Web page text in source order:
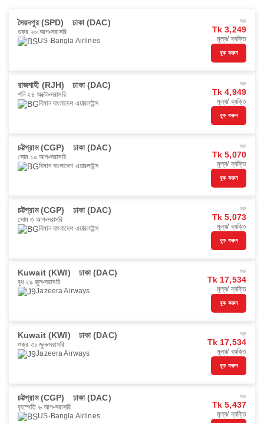
সৈয়দপুর (SPD) ঢাকা (DAC)
শুক্র ২৮ আগ সরাসরি
US-Bangla Airlines
শুরু
Tk 3,249
মূল্য/ ব্যক্তি
বুক করুন
রাজশাহী (RJH) ঢাকা (DAC)
শনি ২৪ অক্টো সরাসরি
বিমান বাংলাদেশ এয়ারলাইন্স
শুরু
Tk 4,949
মূল্য/ ব্যক্তি
বুক করুন
চট্টগ্রাম (CGP) ঢাকা (DAC)
সোম ১০ আগ সরাসরি
বিমান বাংলাদেশ এয়ারলাইন্স
শুরু
Tk 5,070
মূল্য/ ব্যক্তি
বুক করুন
চট্টগ্রাম (CGP) ঢাকা (DAC)
সোম ৩ আগ সরাসরি
বিমান বাংলাদেশ এয়ারলাইন্স
শুরু
Tk 5,073
মূল্য/ ব্যক্তি
বুক করুন
Kuwait (KWI) ঢাকা (DAC)
বুধ ২৯ জুল সরাসরি
Jazeera Airways
শুরু
Tk 17,534
মূল্য/ ব্যক্তি
বুক করুন
Kuwait (KWI) ঢাকা (DAC)
শুক্র ৩১ জুল সরাসরি
Jazeera Airways
শুরু
Tk 17,534
মূল্য/ ব্যক্তি
বুক করুন
চট্টগ্রাম (CGP) ঢাকা (DAC)
বৃহস্পতি ৬ আগ সরাসরি
US-Bangla Airlines
শুরু
Tk 5,437
মূল্য/ ব্যক্তি